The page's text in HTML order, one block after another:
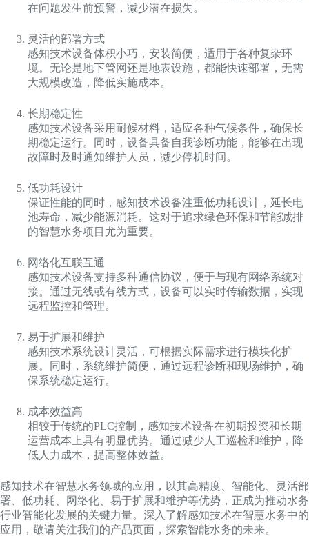
在问题发生前预警，减少潜在损失。
灵活的部署方式
感知技术设备体积小巧，安装简便，适用于各种复杂环
境。无论是地下管网还是地表设施，都能快速部署，无需
大规模改造，降低实施成本。
长期稳定性
感知技术设备采用耐候材料，适应各种气候条件，确保长
期稳定运行。同时，设备具备自我诊断功能，能够在出现
故障时及时通知维护人员，减少停机时间。
低功耗设计
保证性能的同时，感知技术设备注重低功耗设计，延长电
池寿命，减少能源消耗。这对于追求绿色环保和节能减排
的智慧水务项目尤为重要。
网络化互联互通
感知技术设备支持多种通信协议，便于与现有网络系统对
接。通过无线或有线方式，设备可以实时传输数据，实现
远程监控和管理。
易于扩展和维护
感知技术系统设计灵活，可根据实际需求进行模块化扩
展。同时，系统维护简便，通过远程诊断和现场维护，确
保系统稳定运行。
成本效益高
相较于传统的PLC控制，感知技术设备在初期投资和长期
运营成本上具有明显优势。通过减少人工巡检和维护，降
低人力成本，提高整体效益。
感知技术在智慧水务领域的应用，以其高精度、智能化、灵活部
署、低功耗、网络化、易于扩展和维护等优势，正成为推动水务
行业智能化发展的关键力量。深入了解感知技术在智慧水务中的
应用，敬请关注我们的产品页面，探索智能水务的未来。